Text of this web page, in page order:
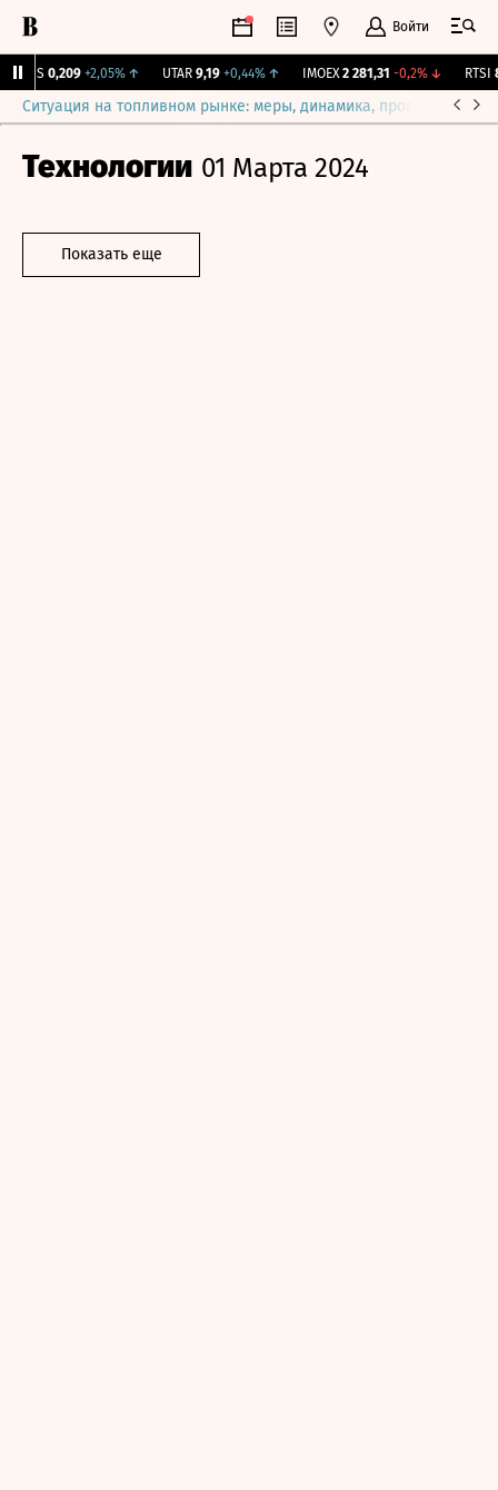
Войти
0,209 +2,05%↑ UTAR 9,19 +0,44%↑ IMOEX 2 281,31 -0,2%↓ RTSI
Ситуация на топливном рынке: меры, динамика, прогнозы
Технологии 01 Марта 2024
Показать еще